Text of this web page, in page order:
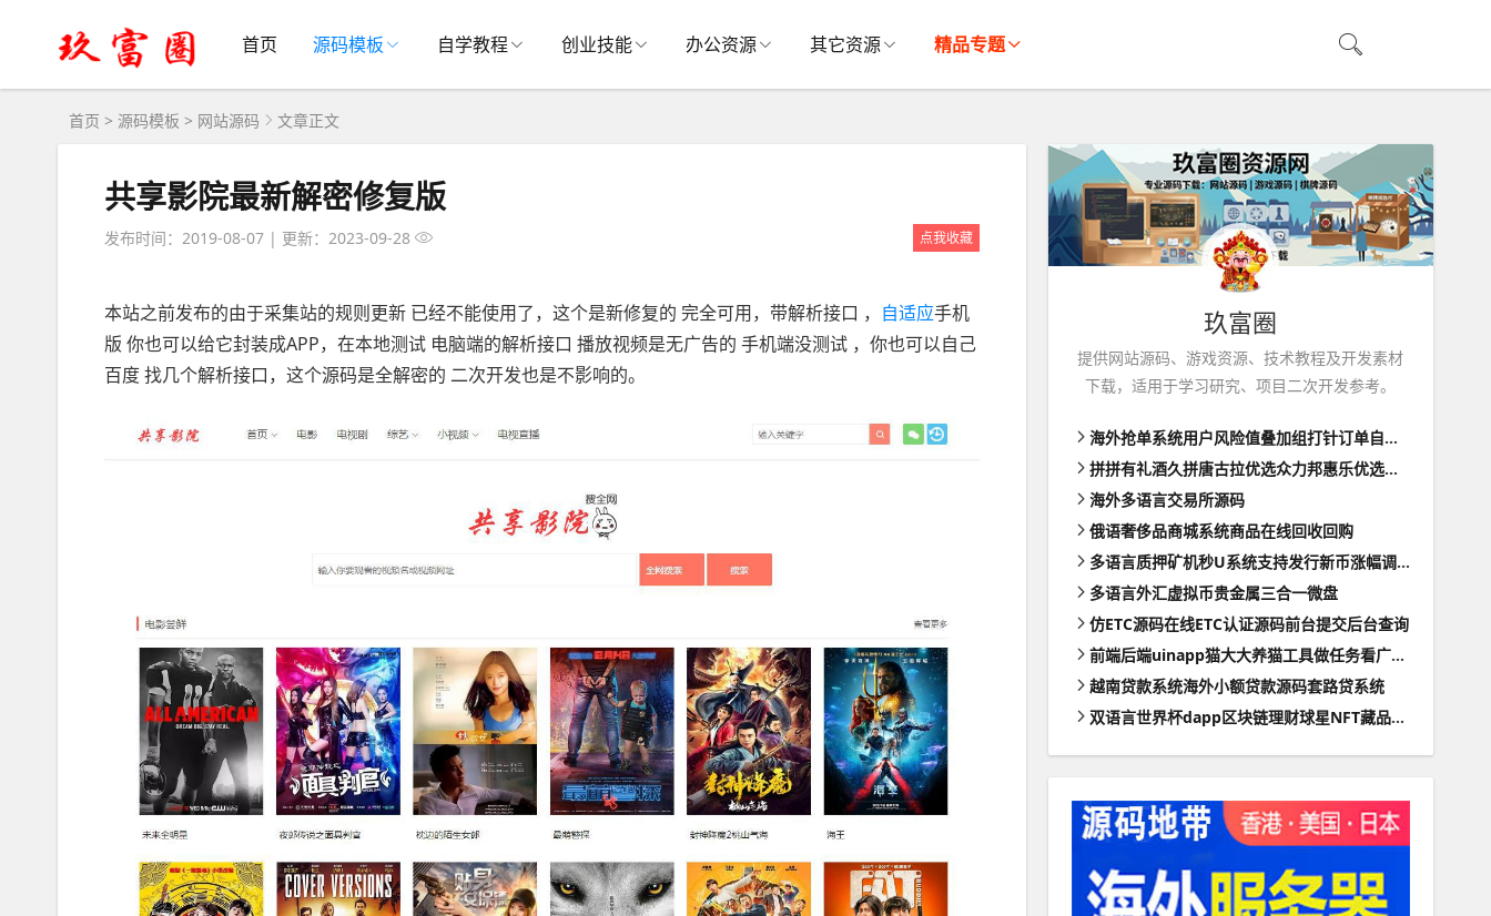
首页 源码模板 自学教程 创业技能 办公资源 其它资源 精品专题
首页 > 源码模板 > 网站源码 文章正文
共享影院最新解密修复版
发布时间：2019-08-07 | 更新：2023-09-28 点我收藏
本站之前发布的由于采集站的规则更新 已经不能使用了，这个是新修复的 完全可用，带解析接口 ， 自适应手机
版 你也可以给它封装成APP，在本地测试 电脑端的解析接口 播放视频是无广告的 手机端没测试 ，你也可以自己
百度 找几个解析接口，这个源码是全解密的 二次开发也是不影响的。
玖富圈
提供网站源码、游戏资源、技术教程及开发素材
下载，适用于学习研究、项目二次开发参考。
海外抢单系统用户风险值叠加组打针订单自动匹配系统
拼拼有礼酒久拼唐古拉优选众力邦惠乐优选养猪拼购拼团返利系统
海外多语言交易所源码
俄语奢侈品商城系统商品在线回收回购
多语言质押矿机秒U系统支持发行新币涨幅调控+代理后台
多语言外汇虚拟币贵金属三合一微盘
仿ETC源码在线ETC认证源码前台提交后台查询
前端后端uinapp猫大大养猫工具做任务看广告邀好友即可获得收益猫力合成游戏
越南贷款系统海外小额贷款源码套路贷系统
双语言世界杯dapp区块链理财球星NFT藏品投资带uinapp源码